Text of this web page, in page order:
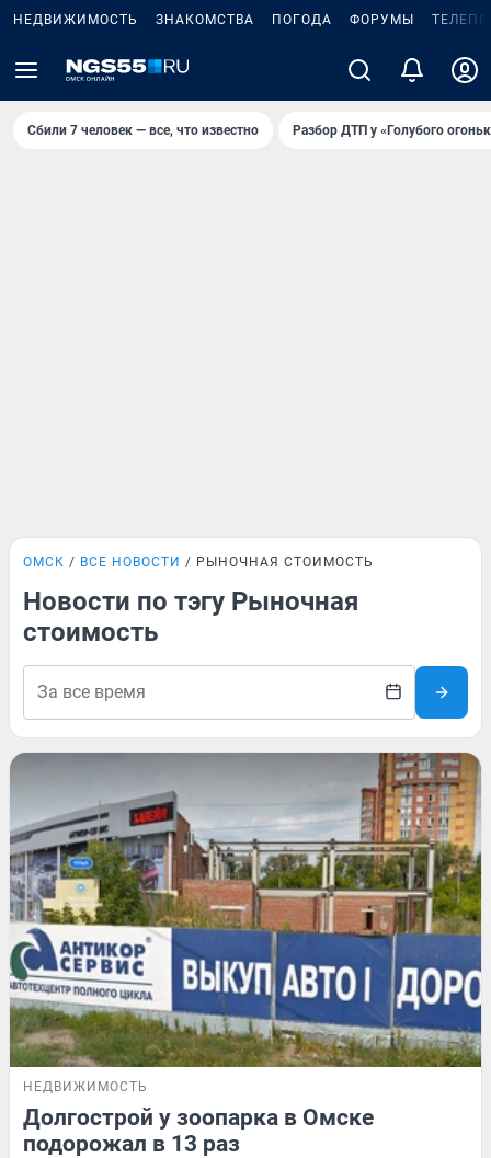
НЕДВИЖИМОСТЬ ЗНАКОМСТВА ПОГОДА ФОРУМЫ
Сбили 7 человек — все, что известно Разбор ДТП у «Голубого
ОМСК ВСЕ НОВОСТИ РЫНОЧНАЯ СТОИМОСТЬ
Новости по тэгу Рыночная
стоимость
НЕДВИЖИМОСТЬ
Долгострой у зоопарка в Омске
подорожал в 13 раз